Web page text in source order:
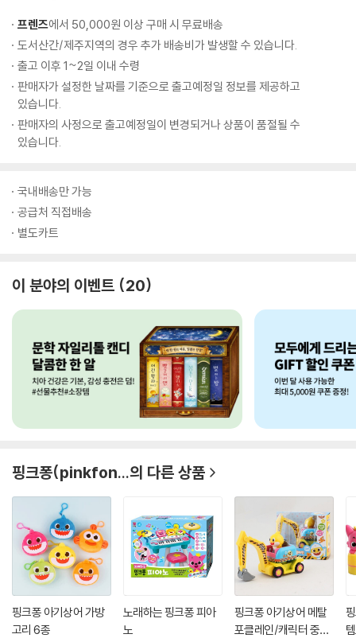
프렌즈에서 50,000원 이상 구매 시 무료배송
도서산간/제주지역의 경우 추가 배송비가 발생할 수 있습니다.
출고 이후 1~2일 이내 수령
판매자가 설정한 날짜를 기준으로 출고예정일 정보를 제공하고
있습니다.
판매자의 사정으로 출고예정일이 변경되거나 상품이 품절될 수
있습니다.
국내배송만 가능
공급처 직접배송
별도카트
이 분야의 이벤트 20
핑크퐁(pinkfon...의 다른 상품
핑크퐁 아기상어 가방
고리 6종
노래하는 핑크퐁 피아
노
핑크퐁 아기상어 메탈
포클레인/캐릭터 중장